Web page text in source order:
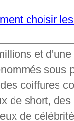
choisir
et
sous
coiffures
de short,
de